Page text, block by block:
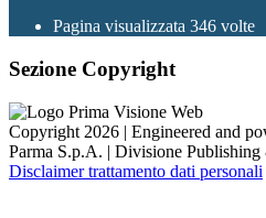
Pagina visualizzata 346 volte
Sezione Copyright
Copyright 2026 | Engineered and
Parma S.p.A. | Divisione
Disclaimer trattamento dati personali